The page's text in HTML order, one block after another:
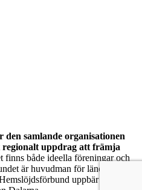
samlande organisationen
regionalt uppdrag att främja
finns både ideella föreningar och
är huvudman för länets
uppbär